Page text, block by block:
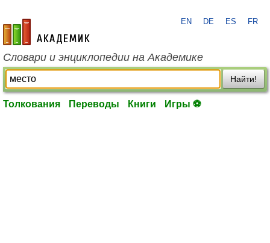
academic.ru
EN DE ES FR
Словари и энциклопедии на Академике
Найти!
Толкования Переводы Книги Игры ⚽